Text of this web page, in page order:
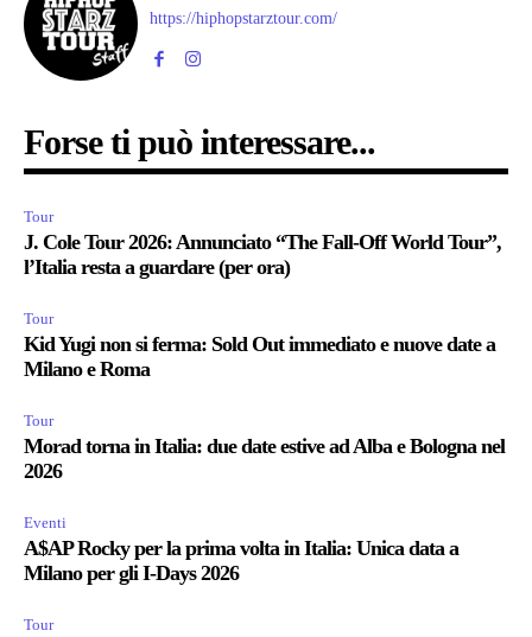
https://hiphopstarztour.com/
Forse ti può interessare...
Tour
J. Cole Tour 2026: Annunciato “The Fall-Off World Tour”,
l’Italia resta a guardare (per ora)
Tour
Kid Yugi non si ferma: Sold Out immediato e nuove date a
Milano e Roma
Tour
Morad torna in Italia: due date estive ad Alba e Bologna nel
2026
Eventi
A$AP Rocky per la prima volta in Italia: Unica data a
Milano per gli I-Days 2026
Tour